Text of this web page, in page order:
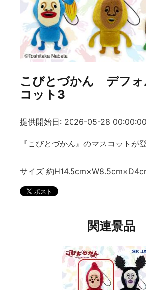
こびとづかん デフォ
コット3
提供開始日: 2026-05-28 00:00:00
『こびとづかん』のマスコットが
サイズ 約
関連景品